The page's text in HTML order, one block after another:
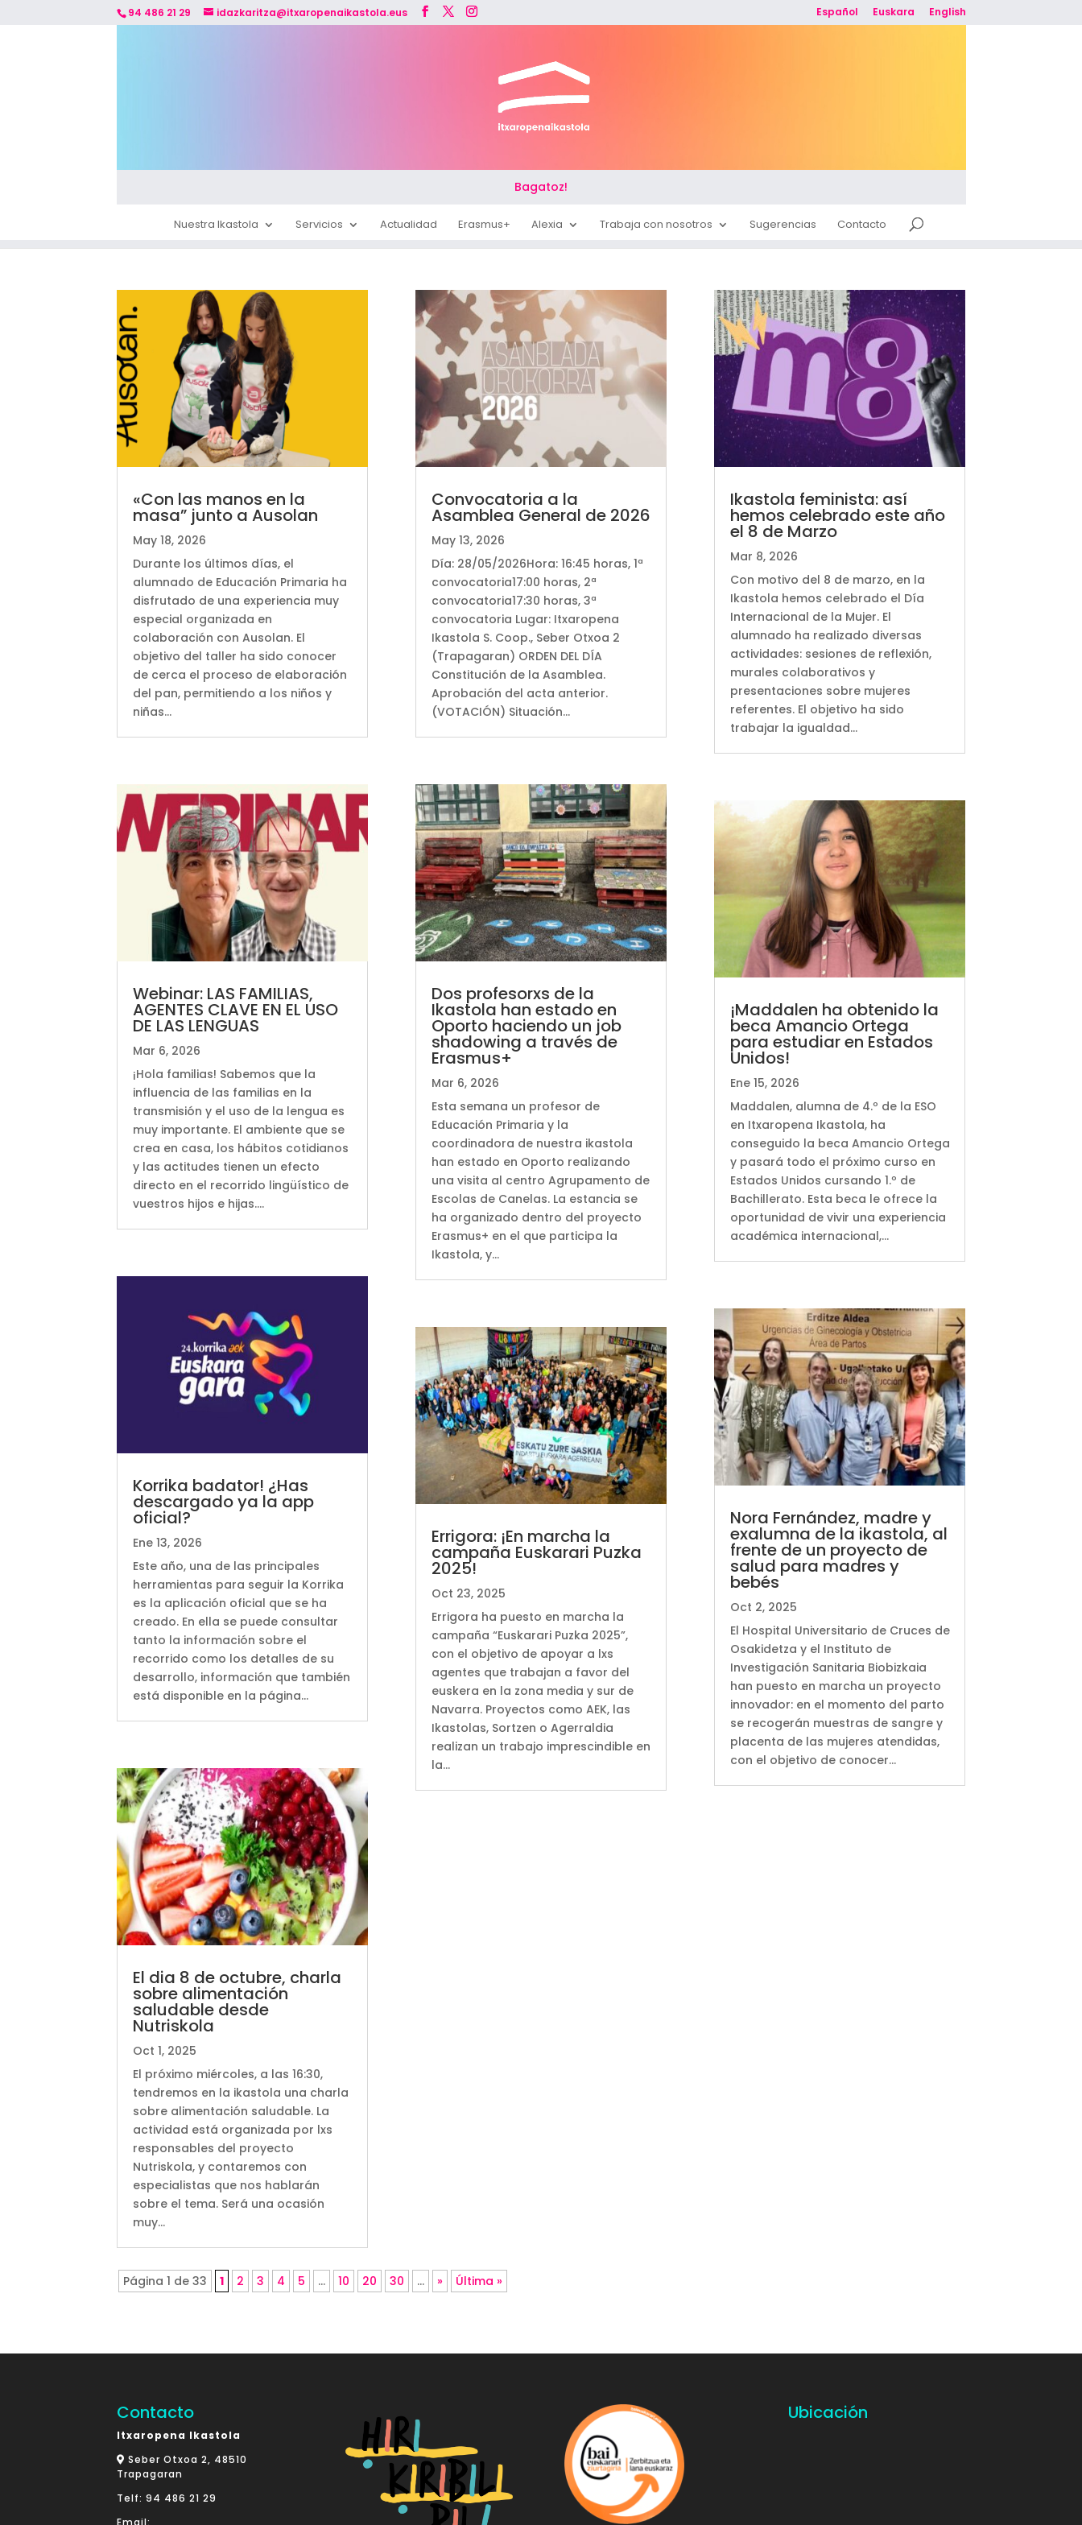
94 486 21 29 idazkaritza@itxaropenaikastola.eus Español Euskara English
Bagatoz!
Nuestra Ikastola Servicios Actualidad Erasmus+ Alexia Trabaja con nosotros Sugerencias Contacto
«Con las manos en la
masa” junto a Ausolan
May 18, 2026
Durante los últimos días, el
alumnado de Educación Primaria ha
disfrutado de una experiencia muy
especial organizada en
colaboración con Ausolan. El
objetivo del taller ha sido conocer
de cerca el proceso de elaboración
del pan, permitiendo a los niños y
niñas...
Webinar: LAS FAMILIAS,
AGENTES CLAVE EN EL USO
DE LAS LENGUAS
Mar 6, 2026
¡Hola familias! Sabemos que la
influencia de las familias en la
transmisión y el uso de la lengua es
muy importante. El ambiente que se
crea en casa, los hábitos cotidianos
y las actitudes tienen un efecto
directo en el recorrido lingüístico de
vuestros hijos e hijas....
Korrika badator! ¿Has
descargado ya la app
oficial?
Ene 13, 2026
Este año, una de las principales
herramientas para seguir la Korrika
es la aplicación oficial que se ha
creado. En ella se puede consultar
tanto la información sobre el
recorrido como los detalles de su
desarrollo, información que también
está disponible en la página...
El dia 8 de octubre, charla
sobre alimentación
saludable desde
Nutriskola
Oct 1, 2025
El próximo miércoles, a las 16:30,
tendremos en la ikastola una charla
sobre alimentación saludable. La
actividad está organizada por lxs
responsables del proyecto
Nutriskola, y contaremos con
especialistas que nos hablarán
sobre el tema. Será una ocasión
muy...
Convocatoria a la
Asamblea General de 2026
May 13, 2026
Día: 28/05/2026Hora: 16:45 horas, 1ª
convocatoria17:00 horas, 2ª
convocatoria17:30 horas, 3ª
convocatoria Lugar: Itxaropena
Ikastola S. Coop., Seber Otxoa 2
(Trapagaran) ORDEN DEL DÍA
Constitución de la Asamblea.
Aprobación del acta anterior.
(VOTACIÓN) Situación...
Dos profesorxs de la
Ikastola han estado en
Oporto haciendo un job
shadowing a través de
Erasmus+
Mar 6, 2026
Esta semana un profesor de
Educación Primaria y la
coordinadora de nuestra ikastola
han estado en Oporto realizando
una visita al centro Agrupamento de
Escolas de Canelas. La estancia se
ha organizado dentro del proyecto
Erasmus+ en el que participa la
Ikastola, y...
Errigora: ¡En marcha la
campaña Euskarari Puzka
2025!
Oct 23, 2025
Errigora ha puesto en marcha la
campaña “Euskarari Puzka 2025”,
con el objetivo de apoyar a lxs
agentes que trabajan a favor del
euskera en la zona media y sur de
Navarra. Proyectos como AEK, las
Ikastolas, Sortzen o Agerraldia
realizan un trabajo imprescindible en
la...
Ikastola feminista: así
hemos celebrado este año
el 8 de Marzo
Mar 8, 2026
Con motivo del 8 de marzo, en la
Ikastola hemos celebrado el Día
Internacional de la Mujer. El
alumnado ha realizado diversas
actividades: sesiones de reflexión,
murales colaborativos y
presentaciones sobre mujeres
referentes. El objetivo ha sido
trabajar la igualdad...
¡Maddalen ha obtenido la
beca Amancio Ortega
para estudiar en Estados
Unidos!
Ene 15, 2026
Maddalen, alumna de 4.º de la ESO
en Itxaropena Ikastola, ha
conseguido la beca Amancio Ortega
y pasará todo el próximo curso en
Estados Unidos cursando 1.º de
Bachillerato. Esta beca le ofrece la
oportunidad de vivir una experiencia
académica internacional,...
Nora Fernández, madre y
exalumna de la ikastola, al
frente de un proyecto de
salud para madres y
bebés
Oct 2, 2025
El Hospital Universitario de Cruces de
Osakidetza y el Instituto de
Investigación Sanitaria Biobizkaia
han puesto en marcha un proyecto
innovador: en el momento del parto
se recogerán muestras de sangre y
placenta de las mujeres atendidas,
con el objetivo de conocer...
Página 1 de 33 1 2 3 4 5 ... 10 20 30 ... » Última »
Contacto
Itxaropena Ikastola
Seber Otxoa 2, 48510
Trapagaran
Telf: 94 486 21 29
Ubicación